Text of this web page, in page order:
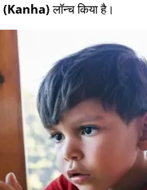
(Kanha)लॉन्च किया है।